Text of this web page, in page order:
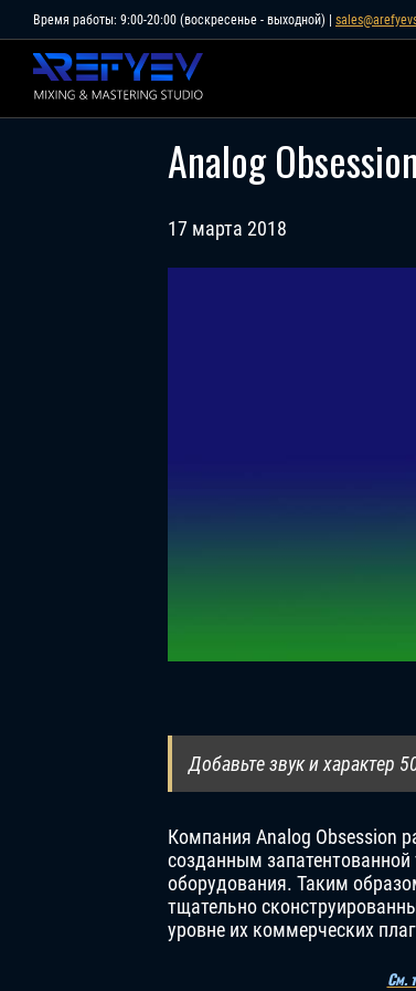
to
content
Время работы: 9:00-20:00 (воскресенье - выходной) |
Analog
17 марта 2018
Добавьте звук и характер
Компания Analog Obsession
созданным запатентованной
оборудования. Таким
тщательно
уровне их коммерческих
См.